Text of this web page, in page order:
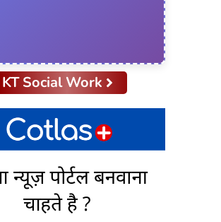
KT Social Work